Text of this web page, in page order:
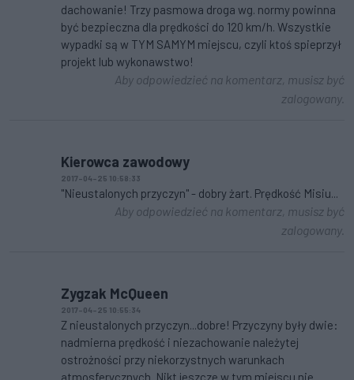
dachowanie! Trzy pasmowa droga wg. normy powinna
być bezpieczna dla prędkości do 120 km/h. Wszystkie
wypadki są w TYM SAMYM miejscu, czyli ktoś spieprzył
projekt lub wykonawstwo!
Aby odpowiedzieć na komentarz, musisz być
zalogowany.
Kierowca zawodowy
2017-04-25 10:58:33
"Nieustalonych przyczyn" - dobry żart. Prędkość Misiu...
Aby odpowiedzieć na komentarz, musisz być
zalogowany.
Zygzak McQueen
2017-04-25 10:55:34
Z nieustalonych przyczyn...dobre! Przyczyny były dwie:
nadmierna prędkość i niezachowanie należytej
ostrożności przy niekorzystnych warunkach
atmosferycznych. Nikt jeszcze w tym miejscu nie